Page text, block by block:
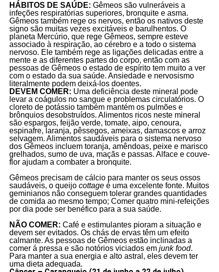
HÁBITOS DE SAÚDE: Gêmeos são vulneráveis a
infeções respiratórias superiores, bronquite e asma.
Gêmeos também rege os nervos, então os nativos deste
signo são muitas vezes excitáveis e barulhentos. O
planeta Mercúrio, que rege Gêmeos, sempre esteve
associado à respiração, ao cérebro e a todo o sistema
nervoso. Ele também rege as ligações delicadas entre a
mente e as diferentes partes do corpo, então com as
pessoas de Gêmeos o estado de espírito tem muito a ver
com o estado da sua saúde. Ansiedade e nervosismo
literalmente podem deixá-los doentes.
DEVEM COMER: Uma deficiência deste mineral pode
levar a coágulos no sangue e problemas circulatórios. O
cloreto de potássio também mantém os pulmões e
brônquios desobstruídos. Alimentos ricos neste mineral
são espargos, feijão verde, tomate, aipo, cenoura,
espinafre, laranja, pêssegos, ameixas, damascos e arroz
selvagem. Alimentos saudáveis para o sistema nervoso
dos Gêmeos incluem toranja, amêndoas, peixe e marisco
grelhados, sumo de uva, maçãs e passas. Alface e couve-
flor ajudam a combater a bronquite.
Gêmeos precisam de cálcio para manter os seus ossos
saudáveis, o queijo cottageé uma excelente fonte. Muitos
geminianos não conseguem tolerar grandes quantidades
de comida ao mesmo tempo; Comer quatro mini-refeições
por dia pode ser benéfico para a sua saúde.
NÃO COMER: Café e estimulantes pioram a situação e
devem ser evitados. Os chás de ervas têm um efeito
calmante. As pessoas de Gêmeos estão inclinadas a
comer á pressa e são notórios viciados em junk food.
Para manter a sua energia e alto astral, eles devem ter
uma dieta adequada.